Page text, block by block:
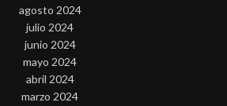
agosto 2024
julio 2024
junio 2024
mayo 2024
abril 2024
marzo 2024